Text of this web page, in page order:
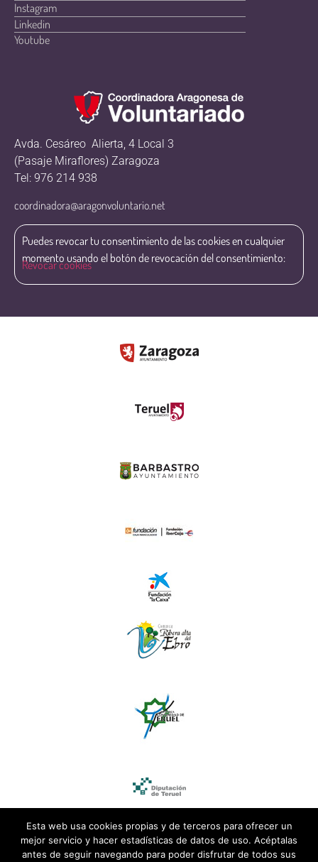
Instagram
Linkedin
Youtube
Avda. Cesáreo Alierta, 4 Local 3
(Pasaje Miraflores) Zaragoza
Tel: 976 214 938
coordinadora@aragonvoluntario.net
Puedes revocar tu consentimiento de las cookies en cualquier
momento usando el botón de revocación del consentimiento:
Revocar cookies
Esta web usa cookies propias y de terceros para ofrecer un
mejor servicio y hacer estadísticas de datos de uso. Acéptalas
antes de seguir navegando para poder disfrutar de todos sus